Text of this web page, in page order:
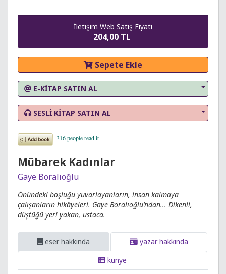
İletişim Web Satış Fiyatı
204,00 TL
Sepete Ekle
E-KİTAP SATIN AL
SESLİ KİTAP SATIN AL
Mübarek Kadınlar
Gaye Boralıoğlu
Önündeki boşluğu yuvarlayanların, insan kalmaya
çalışanların hikâyeleri. Gaye Boralıoğlu’ndan... Dikenli,
düştüğü yeri yakan, ustaca.
eser hakkında
yazar hakkında
künye